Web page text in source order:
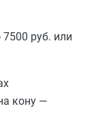
руб. или
кону —